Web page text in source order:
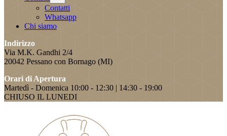
Contatti
Whatsapp
Chi siamo
Indirizzo
Via M.K. Gandhi 2/4
20042 Pessano con Bornago (MI)
Orari di Apertura
Martedì - Domenica 10:00 - 12:30 | 14:30 - 19:00
CHIUSO IL LUNEDI